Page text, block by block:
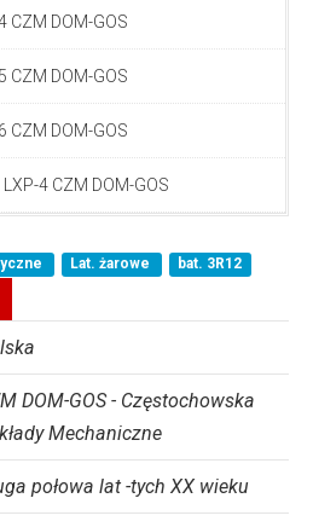
CZM DOM-GOS
CZM DOM-GOS
CZM DOM-GOS
4 CZM DOM-GOS
Lat. żarowe bat. 3R12
DOM-GOS - Częstochowska
Mechaniczne
połowa lat -tych XX wieku